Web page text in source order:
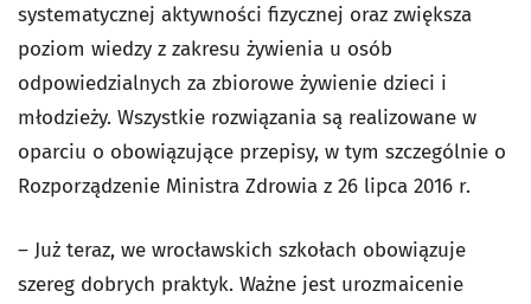
systematycznej aktywności fizycznej oraz zwiększa
poziom wiedzy z zakresu żywienia u osób
odpowiedzialnych za zbiorowe żywienie dzieci i
młodzieży. Wszystkie rozwiązania są realizowane w
oparciu o obowiązujące przepisy, w tym szczególnie o
Rozporządzenie Ministra Zdrowia z 26 lipca 2016 r.
– Już teraz, we wrocławskich szkołach obowiązuje
szereg dobrych praktyk. Ważne jest urozmaicenie